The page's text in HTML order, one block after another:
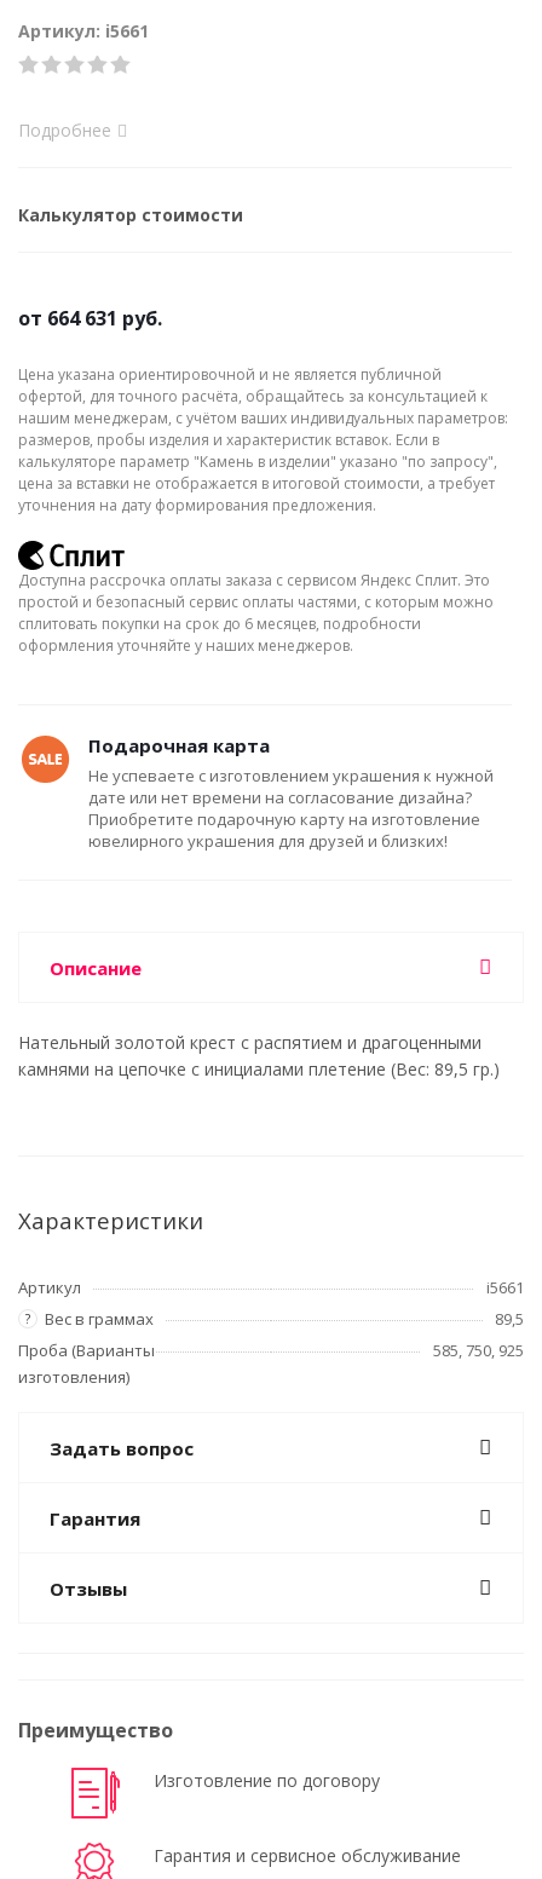
Артикул: i5661
Подробнее
Калькулятор стоимости
от 664 631 руб.
Цена указана ориентировочной и не является публичной
офертой, для точного расчёта, обращайтесь за консультацией к
нашим менеджерам, с учётом ваших индивидуальных параметров:
размеров, пробы изделия и характеристик вставок. Если в
калькуляторе параметр "Камень в изделии" указано "по запросу",
цена за вставки не отображается в итоговой стоимости, а требует
уточнения на дату формирования предложения.
Доступна рассрочка оплаты заказа с сервисом Яндекс Сплит. Это
простой и безопасный сервис оплаты частями, с которым можно
сплитовать покупки на срок до 6 месяцев, подробности
оформления уточняйте у наших менеджеров.
Подарочная карта
Не успеваете с изготовлением украшения к нужной
дате или нет времени на согласование дизайна?
Приобретите подарочную карту на изготовление
ювелирного украшения для друзей и близких!
Описание
Нательный золотой крест с распятием и драгоценными
камнями на цепочке с инициалами плетение (Вес: 89,5 гр.)
Характеристики
Артикул i5661
? Вес в граммах
89,5
Проба (Варианты
изготовления)
585, 750, 925
Задать вопрос
Гарантия
Отзывы
Преимущество
Изготовление по договору
Гарантия и сервисное обслуживание